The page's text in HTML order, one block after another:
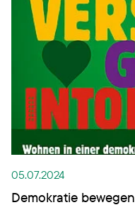
05.07.2024
Demokratie bewegen